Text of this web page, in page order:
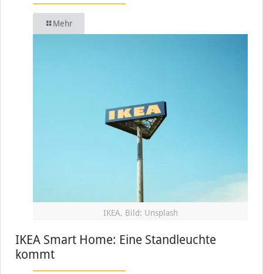
Mehr
IKEA, Bild: Unsplash
IKEA Smart Home: Eine Standleuchte
kommt